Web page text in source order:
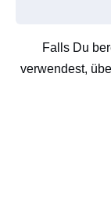
Falls Du
verwendest,